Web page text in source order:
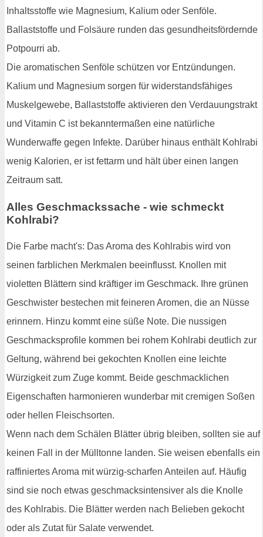
Inhaltsstoffe wie Magnesium, Kalium oder Senföle.
Ballaststoffe und Folsäure runden das gesundheitsfördernde
Potpourri ab.
Die aromatischen Senföle schützen vor Entzündungen.
Kalium und Magnesium sorgen für widerstandsfähiges
Muskelgewebe, Ballaststoffe aktivieren den Verdauungstrakt
und Vitamin C ist bekanntermaßen eine natürliche
Wunderwaffe gegen Infekte. Darüber hinaus enthält Kohlrabi
wenig Kalorien, er ist fettarm und hält über einen langen
Zeitraum satt.
Alles Geschmackssache - wie schmeckt
Kohlrabi?
Die Farbe macht's: Das Aroma des Kohlrabis wird von
seinen farblichen Merkmalen beeinflusst. Knollen mit
violetten Blättern sind kräftiger im Geschmack. Ihre grünen
Geschwister bestechen mit feineren Aromen, die an Nüsse
erinnern. Hinzu kommt eine süße Note. Die nussigen
Geschmacksprofile kommen bei rohem Kohlrabi deutlich zur
Geltung, während bei gekochten Knollen eine leichte
Würzigkeit zum Zuge kommt. Beide geschmacklichen
Eigenschaften harmonieren wunderbar mit cremigen Soßen
oder hellen Fleischsorten.
Wenn nach dem Schälen Blätter übrig bleiben, sollten sie auf
keinen Fall in der Mülltonne landen. Sie weisen ebenfalls ein
raffiniertes Aroma mit würzig-scharfen Anteilen auf. Häufig
sind sie noch etwas geschmacksintensiver als die Knolle
des Kohlrabis. Die Blätter werden nach Belieben gekocht
oder als Zutat für Salate verwendet.